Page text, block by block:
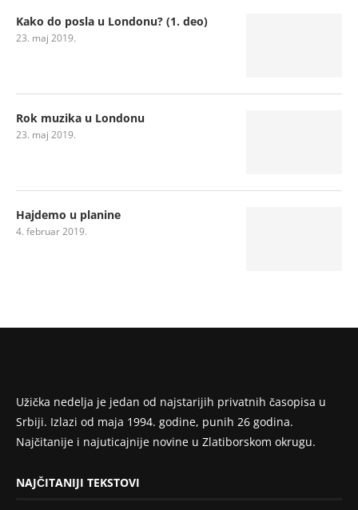
Kako do posla u Londonu? (1. deo)
23. maj 2019.
Rok muzika u Londonu
23. maj 2019.
Hajdemo u planine
4. februar 2019.
Užička nedelja je jedan od najstarijih privatnih časopisa u
Srbiji. Izlazi od maja 1994. godine, punih 26 godina.
Najčitanije i najuticajnije novine u Zlatiborskom okrugu.
NAJČITANIJI TEKSTOVI